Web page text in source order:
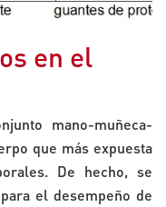
en el
mano-muñeca-
que más expuesta
De hecho, se
el desempeño de